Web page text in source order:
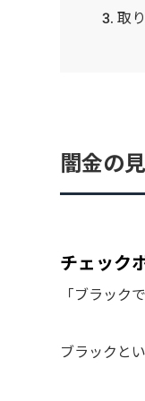
取
闇金の
チェック
「ブラック
ブラックと